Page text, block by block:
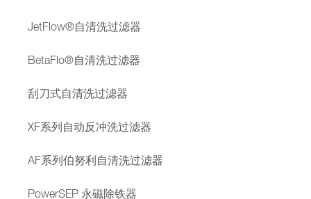
JetFlow®自清洗过滤器
BetaFlo®自清洗过滤器
刮刀式自清洗过滤器
XF系列自动反冲洗过滤器
AF系列伯努利自清洗过滤器
PowerSEP 永磁除铁器